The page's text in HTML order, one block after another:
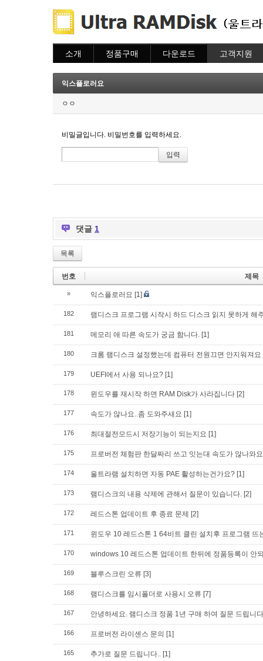
소개 정품구매
이용안내
다운로드 고객지원
질문하기
익스플로러요
ㅇㅇ
비밀글입니다. 비밀번호를 입력하세요.
댓글 1
목록
번호 제목
» 익스플로러요 [1]
182 램디스크 프로그램 시작시 하드 디스크 읽지 못하게 해
181 메모리 애 따른 속도가 궁금 함니다. [1]
180 크롬 램디스크 설정했는데 컴퓨터 전원끄면 안지워져요
179 UEFI에서 사용 되나요? [1]
178 윈도우를 재시작 하면 RAM Disk가 사라집니다 [2]
177 속도가 않나요..좀 도와주새요 [1]
176 최대절전모드시 저장기능이 되는지요 [1]
175 프로버전 체험판 한달짜리 쓰고 잇는대 속도가 않나와요
174 울트라램 설치하면 자동 PAE 활성하는건가요? [1]
173 램디스크의 내용 삭제에 관해서 질문이 있습니다. [2]
172 레드스톤 업데이트 후 종료 문제 [2]
171 윈도우 10 레드스톤 1 64비트 클린 설치후 프로그램 뜨
170 windows 10 레드스톤 업데이트 한뒤에 정품등록이 안
169 블루스크린 오류 [3]
168 램디스크를 임시폴더로 사용시 오류 [7]
167 안녕하세요. 램디스크 정품 1년 구매 하여 질문 드립니다
166 프로버전 라이센스 문의 [1]
165 추가로 질문 드립니다.. [1]